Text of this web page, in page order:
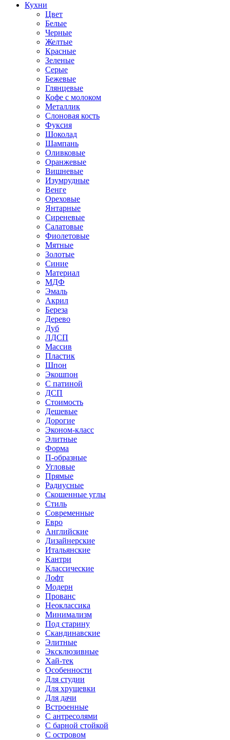
Кухни
Цвет
Белые
Черные
Желтые
Красные
Зеленые
Серые
Бежевые
Глянцевые
Кофе с молоком
Металлик
Слоновая кость
Фуксия
Шоколад
Шампань
Оливковые
Оранжевые
Вишневые
Изумрудные
Венге
Ореховые
Янтарные
Сиреневые
Салатовые
Фиолетовые
Мятные
Золотые
Синие
Материал
МДФ
Эмаль
Акрил
Береза
Дерево
Дуб
ЛДСП
Массив
Пластик
Шпон
Экошпон
С патиной
ДСП
Стоимость
Дешевые
Дорогие
Эконом-класс
Элитные
Форма
П-образные
Угловые
Прямые
Радиусные
Скошенные углы
Стиль
Современные
Евро
Английские
Дизайнерские
Итальянские
Кантри
Классические
Лофт
Модерн
Прованс
Неоклассика
Минимализм
Под старину
Скандинавские
Элитные
Эксклюзивные
Хай-тек
Особенности
Для студии
Для хрущевки
Для дачи
Встроенные
С антресолями
С барной стойкой
С островом